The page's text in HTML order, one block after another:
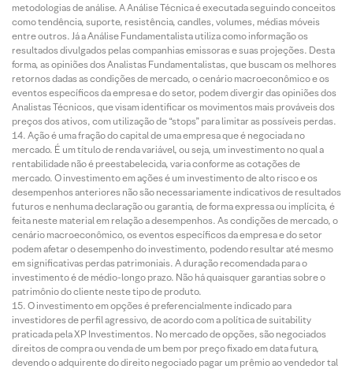
metodologias de análise. A Análise Técnica é executada seguindo conceitos
como tendência, suporte, resistência, candles, volumes, médias móveis
entre outros. Já a Análise Fundamentalista utiliza como informação os
resultados divulgados pelas companhias emissoras e suas projeções. Desta
forma, as opiniões dos Analistas Fundamentalistas, que buscam os melhores
retornos dadas as condições de mercado, o cenário macroeconômico e os
eventos específicos da empresa e do setor, podem divergir das opiniões dos
Analistas Técnicos, que visam identificar os movimentos mais prováveis dos
preços dos ativos, com utilização de “stops” para limitar as possíveis perdas.
Ação é uma fração do capital de uma empresa que é negociada no
mercado. É um título de renda variável, ou seja, um investimento no qual a
rentabilidade não é preestabelecida, varia conforme as cotações de
mercado. O investimento em ações é um investimento de alto risco e os
desempenhos anteriores não são necessariamente indicativos de resultados
futuros e nenhuma declaração ou garantia, de forma expressa ou implícita, é
feita neste material em relação a desempenhos. As condições de mercado, o
cenário macroeconômico, os eventos específicos da empresa e do setor
podem afetar o desempenho do investimento, podendo resultar até mesmo
em significativas perdas patrimoniais. A duração recomendada para o
investimento é de médio-longo prazo. Não há quaisquer garantias sobre o
patrimônio do cliente neste tipo de produto.
O investimento em opções é preferencialmente indicado para
investidores de perfil agressivo, de acordo com a política de suitability
praticada pela XP Investimentos. No mercado de opções, são negociados
direitos de compra ou venda de um bem por preço fixado em data futura,
devendo o adquirente do direito negociado pagar um prêmio ao vendedor tal